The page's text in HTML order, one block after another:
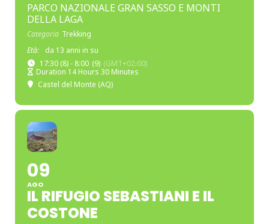
PARCO NAZIONALE GRAN SASSO E MONTI
DELLA LAGA
Categoria Trekking
Età:
da 13 anni in su
17:30 (8) - 8:00 (9) (GMT+02:00)
Duration 14 Hours 30 Minutes
Castel del Monte (AQ)
09
AGO
IL RIFUGIO SEBASTIANI E IL
COSTONE